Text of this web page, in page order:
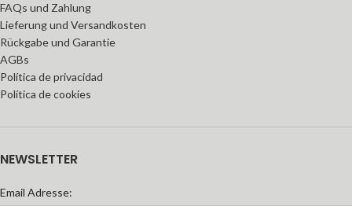
FAQs und Zahlung
Lieferung und Versandkosten
Rückgabe und Garantie
AGBs
Política de privacidad
Política de cookies
NEWSLETTER
Email Adresse: